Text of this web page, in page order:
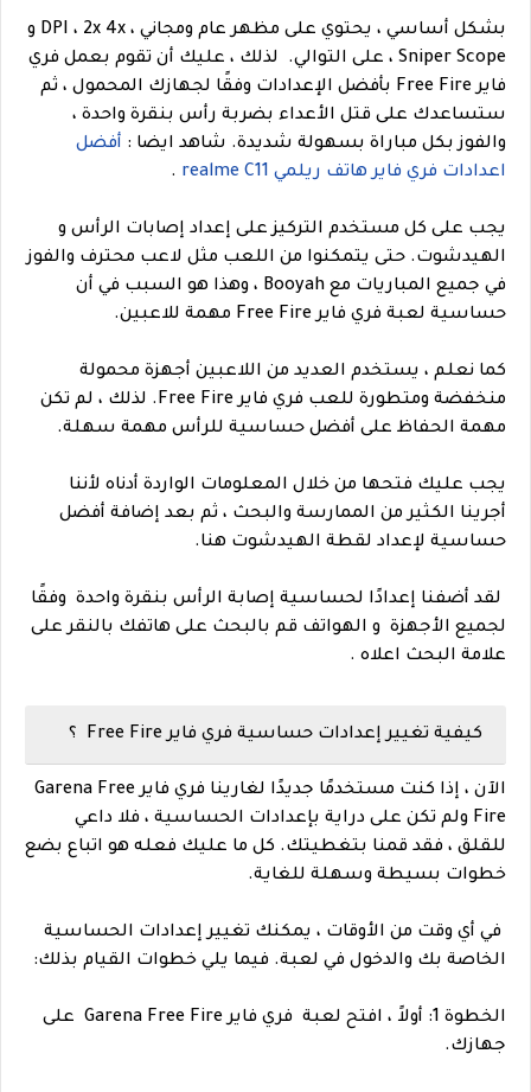
بشكل أساسي ، يحتوي على مظهر عام ومجاني ، DPI ، 2x 4x و
Sniper Scope ، على التوالي.
لذلك ، عليك أن تقوم بعمل فري
فاير Free Fire بأفضل الإعدادات وفقًا لجهازك المحمول ، ثم
ستساعدك على قتل الأعداء بضربة رأس بنقرة واحدة ،
والفوز بكل مباراة بسهولة شديدة. شاهد ايضا : أفضل
اعدادات فري فاير هاتف ريلمي realme C11
.
يجب على كل مستخدم التركيز على إعداد إصابات الرأس و
الهيدشوت. حتى يتمكنوا من اللعب مثل لاعب محترف والفوز
في جميع المباريات مع Booyah ، وهذا هو السبب في أن
حساسية لعبة فري فاير Free Fire مهمة للاعبين.
كما نعلم ، يستخدم العديد من اللاعبين أجهزة محمولة
منخفضة ومتطورة للعب فري فاير Free Fire. لذلك ، لم تكن
مهمة الحفاظ على أفضل حساسية للرأس مهمة سهلة.
يجب عليك فتحها من خلال المعلومات الواردة أدناه لأننا
أجرينا الكثير من الممارسة والبحث ، ثم بعد إضافة أفضل
حساسية لإعداد لقطة الهيدشوت هنا.
لقد أضفنا إعدادًا لحساسية إصابة الرأس بنقرة واحدة وفقًا
لجميع الأجهزة و الهواتف قم بالبحث على هاتفك بالنقر على
علامة البحث اعلاه .
كيفية تغيير إعدادات حساسية فري فاير Free Fire ؟
الآن ، إذا كنت مستخدمًا جديدًا لغارينا فري فاير Garena Free
Fire ولم تكن على دراية بإعدادات الحساسية ، فلا داعي
للقلق ، فقد قمنا بتغطيتك. كل ما عليك فعله هو اتباع بضع
خطوات بسيطة وسهلة للغاية.
في أي وقت من الأوقات ، يمكنك تغيير إعدادات الحساسية
الخاصة بك والدخول في لعبة. فيما يلي خطوات القيام بذلك:
الخطوة 1: أولاً ، افتح لعبة فري فاير Garena Free Fire على
جهازك.